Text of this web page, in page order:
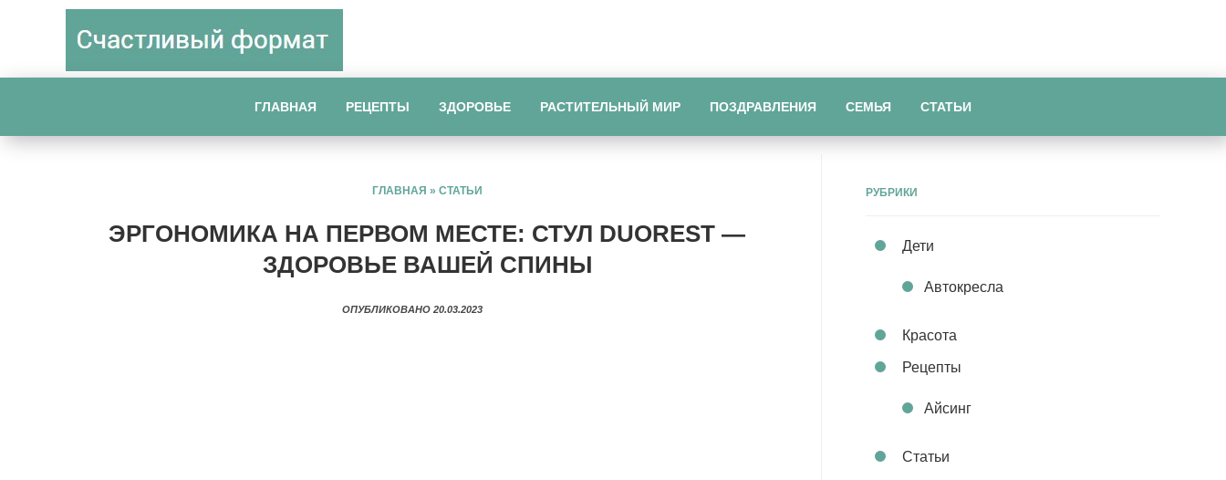
ГЛАВНАЯ РЕЦЕПТЫ ЗДОРОВЬЕ РАСТИТЕЛЬНЫЙ МИР ПОЗДРАВЛЕНИЯ СЕМЬЯ СТАТЬИ
ГЛАВНАЯ » СТАТЬИ
ЭРГОНОМИКА НА ПЕРВОМ МЕСТЕ: СТУЛ DUOREST —
ЗДОРОВЬЕ ВАШЕЙ СПИНЫ
ОПУБЛИКОВАНО 20.03.2023
РУБРИКИ
Дети
Автокресла
Красота
Рецепты
Айсинг
Статьи